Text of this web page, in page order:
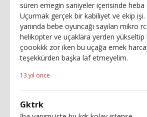
süren emegin saniyeler içerisinde heba
Uçurmak gerçek bir kabiliyet ve ekip
yanında bebe oyuncağı sayılan mikro
helikopter ve uçaklara yerden
çoookkk zor iken bu uçağa emek
teşekkürden başka laf etmeyelim.
13 yıl önce
Gktrk